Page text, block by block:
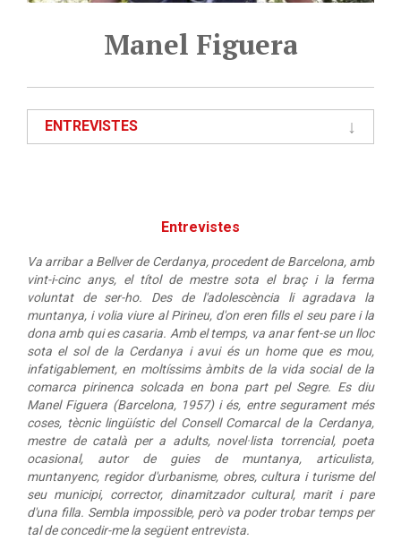
Manel Figuera
ENTREVISTES
Entrevistes
Va arribar a Bellver de Cerdanya, procedent de Barcelona, amb
vint-i-cinc anys, el títol de mestre sota el braç i la ferma
voluntat de ser-ho. Des de l'adolescència li agradava la
muntanya, i volia viure al Pirineu, d'on eren fills el seu pare i la
dona amb qui es casaria. Amb el temps, va anar fent-se un lloc
sota el sol de la Cerdanya i avui és un home que es mou,
infatigablement, en moltíssims àmbits de la vida social de la
comarca pirinenca solcada en bona part pel Segre. Es diu
Manel Figuera (Barcelona, 1957) i és, entre segurament més
coses, tècnic lingüístic del Consell Comarcal de la Cerdanya,
mestre de català per a adults, novel·lista torrencial, poeta
ocasional, autor de guies de muntanya, articulista,
muntanyenc, regidor d'urbanisme, obres, cultura i turisme del
seu municipi, corrector, dinamitzador cultural, marit i pare
d'una filla. Sembla impossible, però va poder trobar temps per
tal de concedir-me la següent entrevista.